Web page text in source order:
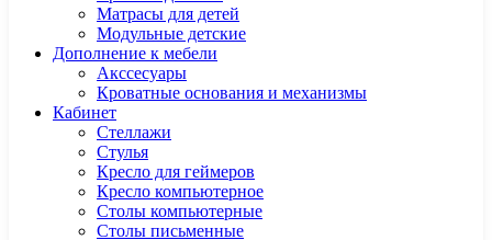
Матрасы для детей
Модульные детские
Дополнение к мебели
Акссесуары
Кроватные основания и механизмы
Кабинет
Cтеллажи
Cтулья
Кресло для геймеров
Кресло компьютерное
Столы компьютерные
Столы письменные